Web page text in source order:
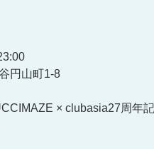
円山町1-8
× clubasia27周年